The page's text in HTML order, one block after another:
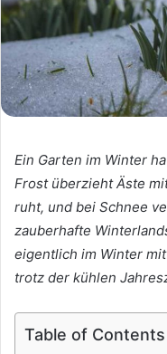
Ein Garten im Winter
Frost überzieht Äste
ruht, und bei Schnee
zauberhafte
eigentlich im Winter
trotz der kühlen
Table of Contents